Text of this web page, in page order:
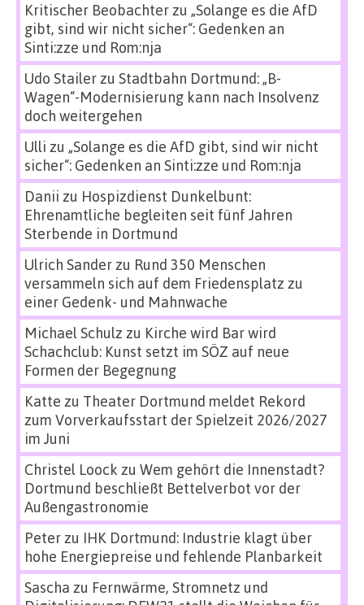
Kritischer Beobachterzu „Solange es die AfD
gibt, sind wir nicht sicher“: Gedenken an
Sinti:zze und Rom:nja
Udo Stailerzu Stadtbahn Dortmund: „B-
Wagen“-Modernisierung kann nach Insolvenz
doch weitergehen
Ulli zu „Solange es die AfD gibt, sind wir nicht
sicher“: Gedenken an Sinti:zze und Rom:nja
Danii zu Hospizdienst Dunkelbunt:
Ehrenamtliche begleiten seit fünf Jahren
Sterbende in Dortmund
Ulrich Sanderzu Rund 350 Menschen
versammeln sich auf dem Friedensplatz zu
einer Gedenk- und Mahnwache
Michael Schulz zu Kirche wird Bar wird
Schachclub: Kunst setzt im SÖZ auf neue
Formen der Begegnung
Katte zu Theater Dortmund meldet Rekord
zum Vorverkaufsstart der Spielzeit 2026/2027
im Juni
Christel Loock zu Wem gehört die Innenstadt?
Dortmund beschließt Bettelverbot vor der
Außengastronomie
Peterzu IHK Dortmund: Industrie klagt über
hohe Energiepreise und fehlende Planbarkeit
Sascha zu Fernwärme, Stromnetz und